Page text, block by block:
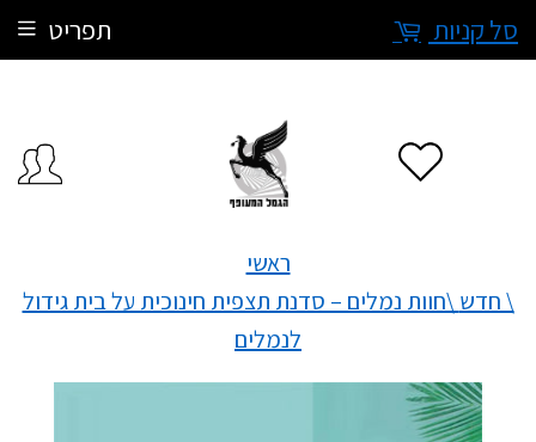
תפריט סל קניות
ראשי
\ חדש \חוות נמלים – סדנת תצפית חינוכית על בית גידול
לנמלים